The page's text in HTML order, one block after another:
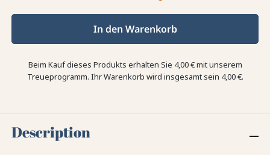
In den Warenkorb
Beim Kauf dieses Produkts erhalten Sie 4,00 €mit unserem
Treueprogramm. Ihr Warenkorb wird insgesamt sein 4,00 €.
Description